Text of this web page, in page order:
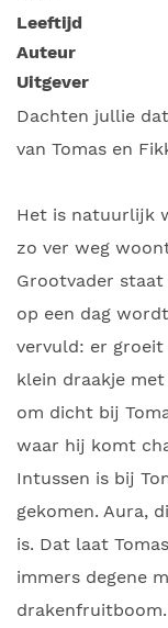
Leeftijd
Auteur
Uitgever
Dachten jullie
van Tomas en
Het is natuurlijk
zo ver weg
Grootvader
op een dag
vervuld: er groeit
klein draakje
om dicht bij
waar hij komt
Intussen is bij
gekomen. Aura,
is. Dat laat
immers degene